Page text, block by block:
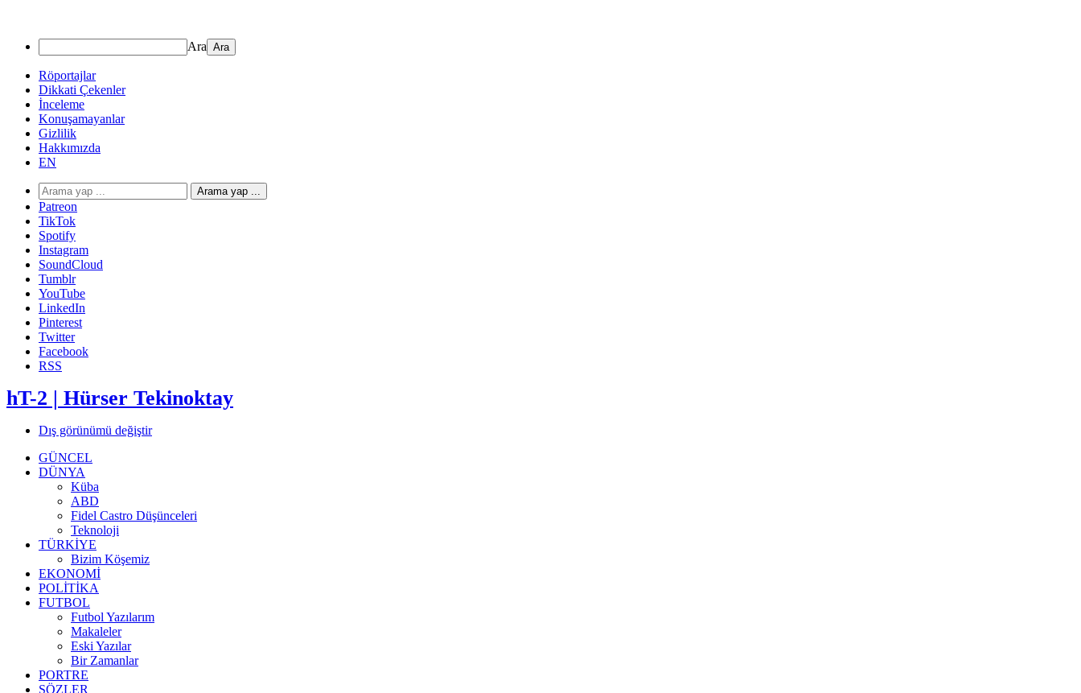
Ara
Röportajlar
Dikkati Çekenler
İnceleme
Konuşamayanlar
Gizlilik
Hakkımızda
EN
Arama yap ...
Patreon
TikTok
Spotify
Instagram
SoundCloud
Tumblr
YouTube
LinkedIn
Pinterest
Twitter
Facebook
RSS
hT-2 | Hürser Tekinoktay
Dış görünümü değiştir
GÜNCEL
DÜNYA
Küba
ABD
Fidel Castro Düşünceleri
Teknoloji
TÜRKİYE
Bizim Köşemiz
EKONOMİ
POLİTİKA
FUTBOL
Futbol Yazılarım
Makaleler
Eski Yazılar
Bir Zamanlar
PORTRE
SÖZLER